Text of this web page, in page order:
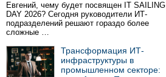
Евгений, чему будет посвящен IT SAILING
DAY 2026? Сегодня руководители ИТ-
подразделений решают гораздо более
сложные …
Трансформация ИТ-
инфраструктуры в
промышленном секторе: